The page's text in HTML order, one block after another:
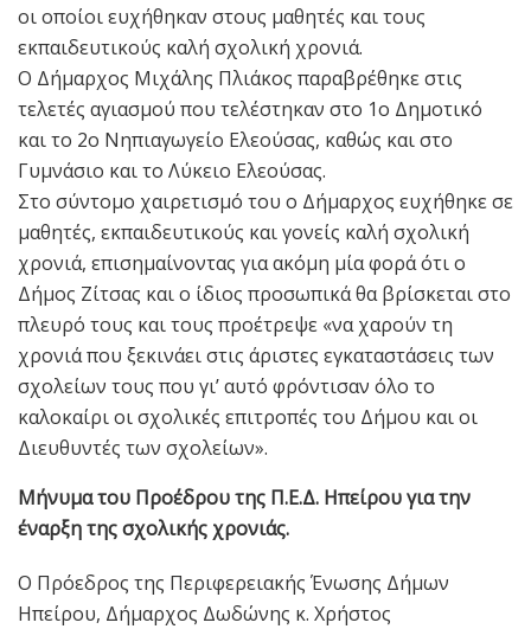
οι οποίοι ευχήθηκαν στους μαθητές και τους
εκπαιδευτικούς καλή σχολική χρονιά.
Ο Δήμαρχος Μιχάλης Πλιάκος παραβρέθηκε στις
τελετές αγιασμού που τελέστηκαν στο 1ο Δημοτικό
και το 2ο Νηπιαγωγείο Ελεούσας, καθώς και στο
Γυμνάσιο και το Λύκειο Ελεούσας.
Στο σύντομο χαιρετισμό του ο Δήμαρχος ευχήθηκε σε
μαθητές, εκπαιδευτικούς και γονείς καλή σχολική
χρονιά, επισημαίνοντας για ακόμη μία φορά ότι ο
Δήμος Ζίτσας και ο ίδιος προσωπικά θα βρίσκεται στο
πλευρό τους και τους προέτρεψε «να χαρούν τη
χρονιά που ξεκινάει στις άριστες εγκαταστάσεις των
σχολείων τους που γι’ αυτό φρόντισαν όλο το
καλοκαίρι οι σχολικές επιτροπές του Δήμου και οι
Διευθυντές των σχολείων».
Mήνυμα του Προέδρου της Π.Ε.Δ. Ηπείρου για την
έναρξη της σχολικής χρονιάς.
Ο Πρόεδρος της Περιφερειακής Ένωσης Δήμων
Ηπείρου, Δήμαρχος Δωδώνης κ. Χρήστος